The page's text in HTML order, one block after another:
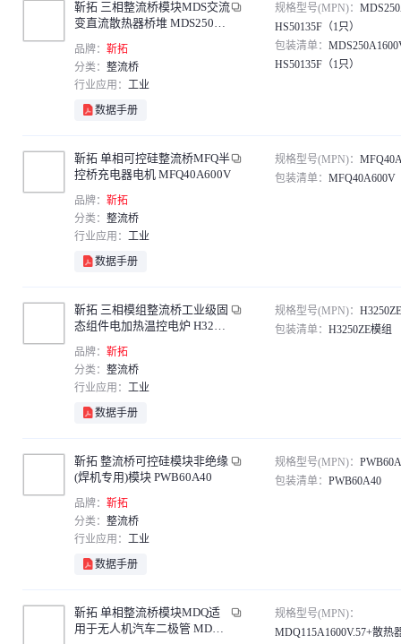
靳拓 三相整流桥模块MDS交流
变直流散热器桥堆 MDS250A1
品牌： 靳拓
分类： 整流桥
行业应用： 工业
数据手册
规格型号(MPN)：
HS50135F（1只）
包装清单：
HS50135F（1只）
靳拓 单相可控硅整流桥MFQ半
控桥充电器电机 MFQ40A600V
品牌： 靳拓
分类： 整流桥
行业应用： 工业
数据手册
规格型号(MPN)：
包装清单： MFQ40A600V
靳拓 三相模组整流桥工业级固
态组件电加热温控电炉 H3250
品牌： 靳拓
分类： 整流桥
行业应用： 工业
数据手册
规格型号(MPN)：
包装清单： H3250ZE模组
靳拓 整流桥可控硅模块非绝缘
(焊机专用)模块 PWB60A40
品牌： 靳拓
分类： 整流桥
行业应用： 工业
数据手册
规格型号(MPN)：
包装清单： PWB60A40
靳拓 单相整流桥模块MDQ适
用于无人机汽车二极管 MDQ1
规格型号(MPN)：
MDQ115A1600V.57+散热